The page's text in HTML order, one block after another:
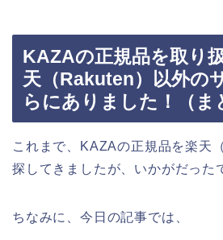
KAZAの正規品を取り
天（Rakuten）以外の
らにありました！（ま
これまで、KAZAの正規品を楽天
探してきましたが、いかがだった
ちなみに、今日の記事では、